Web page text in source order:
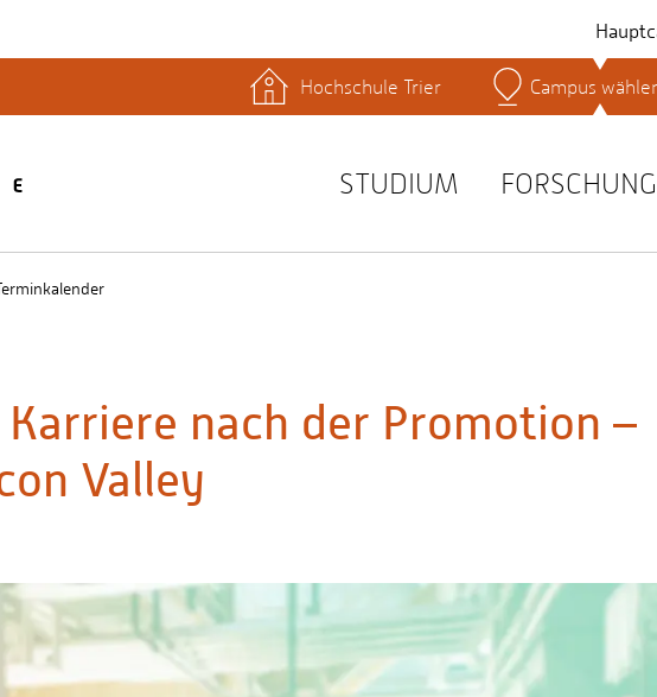
Lernplattformen
Studienservice
Hochschule Trier Campus
STUDIUM FORSCHUNG
nach der Promotion –
Valley